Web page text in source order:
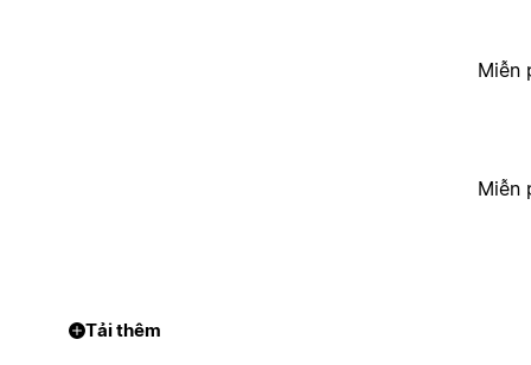
Miễn
Miễn
Tải thêm